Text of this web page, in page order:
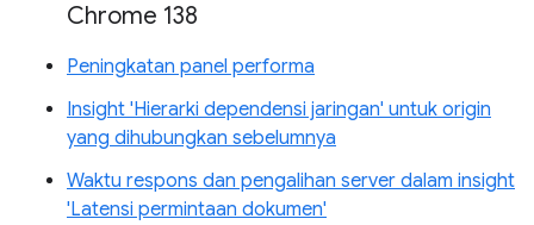
Chrome 138
Peningkatan panel performa
Insight 'Hierarki dependensi jaringan' untuk origin
yang dihubungkan sebelumnya
Waktu respons dan pengalihan server dalam insight
'Latensi permintaan dokumen'